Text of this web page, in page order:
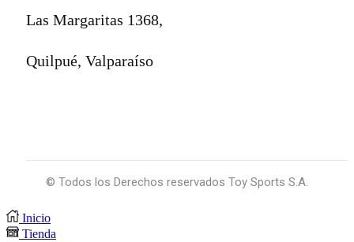
Las Margaritas 1368,
Quilpué, Valparaíso
© Todos los Derechos reservados Toy Sports S.A.
Inicio
Tienda